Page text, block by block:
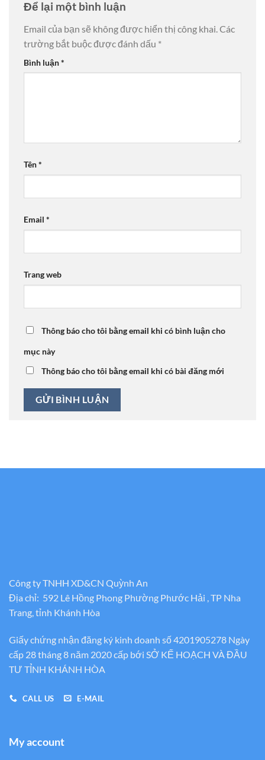
Để lại một bình luận
Email của bạn sẽ không được hiển thị công khai. Các
trường bắt buộc được đánh dấu *
Bình luận*
Tên*
Email *
Trang web
Thông báo cho tôi bằng email khi có bình luận cho
mục này
Thông báo cho tôi bằng email khi có bài đăng mới
Công ty TNHH XD&CN Quỳnh An
Địa chỉ: 592 Lê Hồng Phong Phường Phước Hải , TP Nha
Trang, tỉnh Khánh Hòa
Giấy chứng nhận đăng ký kinh doanh số 4201905278 Ngày
cấp 28 tháng 8 năm 2020 cấp bới SỞ KẾ HOẠCH VÀ ĐẦU
TƯ TỈNH KHÁNH HÒA
CALL US E-MAIL
My account